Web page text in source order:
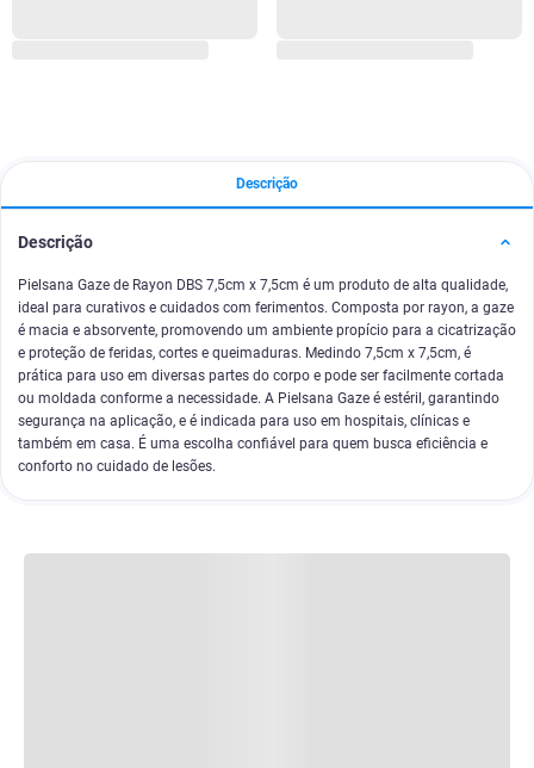
Descrição
Descrição
Pielsana Gaze de Rayon DBS 7,5cm x 7,5cm é um produto de alta qualidade,
ideal para curativos e cuidados com ferimentos. Composta por rayon, a gaze
é macia e absorvente, promovendo um ambiente propício para a cicatrização
e proteção de feridas, cortes e queimaduras. Medindo 7,5cm x 7,5cm, é
prática para uso em diversas partes do corpo e pode ser facilmente cortada
ou moldada conforme a necessidade. A Pielsana Gaze é estéril, garantindo
segurança na aplicação, e é indicada para uso em hospitais, clínicas e
também em casa. É uma escolha confiável para quem busca eficiência e
conforto no cuidado de lesões.